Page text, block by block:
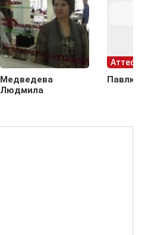
Медведева
Людмила
Павлюк